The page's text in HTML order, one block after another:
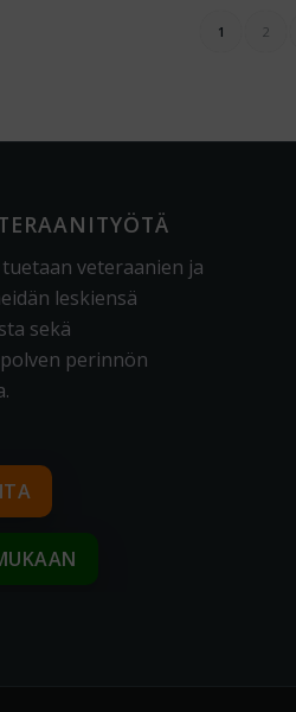
1 2
veteraanien ja
leskiensä
sekä
perinnön
.